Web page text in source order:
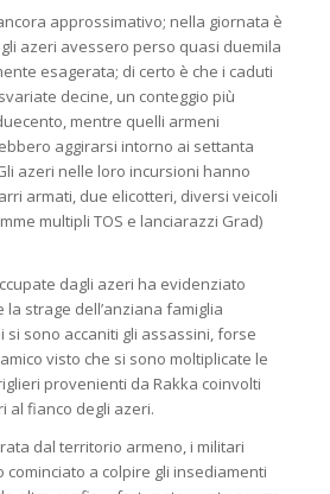
approssimativo; nella giornata è
azeri avessero perso quasi duemila
esagerata; di certo è che i caduti
decine, un conteggio più
mentre quelli armeni
aggirarsi intorno ai settanta
azeri nelle loro incursioni hanno
armati, due elicotteri, diversi veicoli
multipli TOS e lanciarazzi Grad)
dagli azeri ha evidenziato
la strage dell’anziana famiglia
si sono accaniti gli assassini, forse
visto che si sono moltiplicate le
provenienti da Rakka coinvolti
al fianco degli azeri.
dal territorio armeno, i militari
cominciato a colpire gli insediamenti